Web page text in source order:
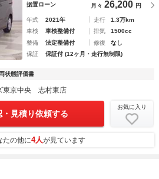
据置ローン 月々 26,200 円
年式 2021年 走行
1.3万km
車検
車検整備付 排気
1500cc
整備
法定整備付 修復
なし
保証
保証付 (12ヶ月・走行無制限)
状態評価書
東京中央 志村東店
見積り依頼する
お気に入り
たの他に4人が見ています